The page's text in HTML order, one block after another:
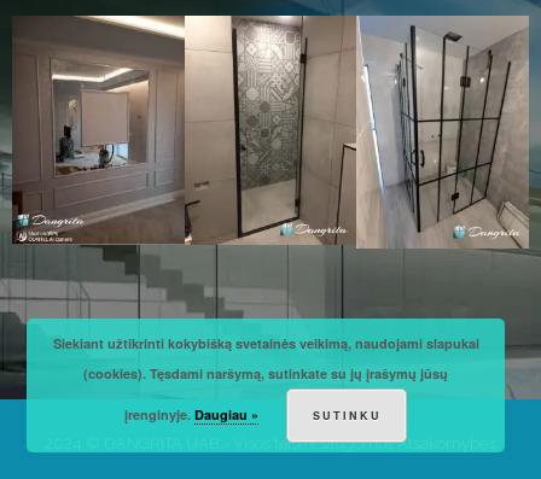
2024 © DANGRITA UAB - Visos teisės saugomosAtsakomybės
Siekiant užtikrinti kokybišką svetainės veikimą, naudojami slapukai
(cookies). Tęsdami naršymą, sutinkate su jų įrašymų jūsų
įrenginyje.Daugiau » SUTINKU